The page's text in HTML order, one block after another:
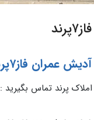
عمران فاز۷پرند
پرند تماس بگیرید :